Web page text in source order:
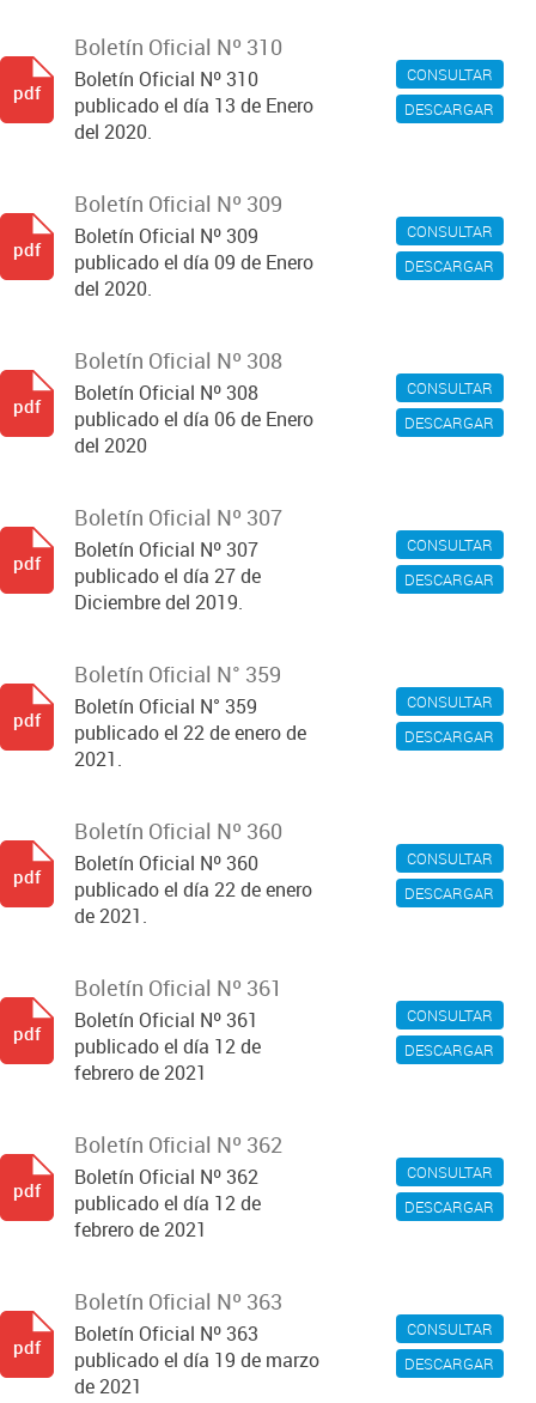
CONSULTAR
DESCARGAR
Boletín Oficial Nº 310
Boletín Oficial Nº 310
publicado el día 13 de Enero
del 2020.
pdf
CONSULTAR
DESCARGAR
Boletín Oficial Nº 309
Boletín Oficial Nº 309
publicado el día 09 de Enero
del 2020.
pdf
CONSULTAR
DESCARGAR
Boletín Oficial Nº 308
Boletín Oficial Nº 308
publicado el día 06 de Enero
del 2020
pdf
CONSULTAR
DESCARGAR
Boletín Oficial Nº 307
Boletín Oficial Nº 307
publicado el día 27 de
Diciembre del 2019.
pdf
CONSULTAR
DESCARGAR
Boletín Oficial N° 359
Boletín Oficial N° 359
publicado el 22 de enero de
2021.
pdf
CONSULTAR
DESCARGAR
Boletín Oficial Nº 360
Boletín Oficial Nº 360
publicado el día 22 de enero
de 2021.
pdf
CONSULTAR
DESCARGAR
Boletín Oficial Nº 361
Boletín Oficial Nº 361
publicado el día 12 de
febrero de 2021
pdf
CONSULTAR
DESCARGAR
Boletín Oficial Nº 362
Boletín Oficial Nº 362
publicado el día 12 de
febrero de 2021
pdf
CONSULTAR
DESCARGAR
Boletín Oficial Nº 363
Boletín Oficial Nº 363
publicado el día 19 de marzo
de 2021
pdf